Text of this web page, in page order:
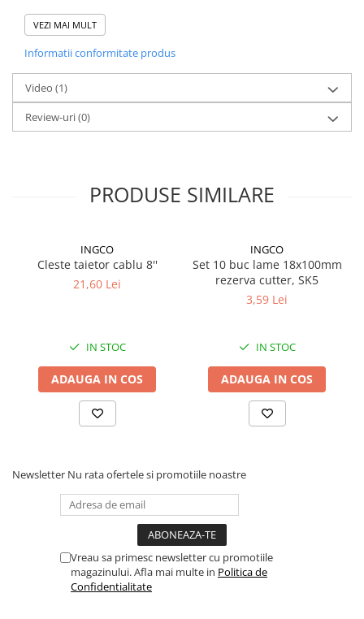
Lampi LED auto dedicate
Lampi numar Inmatriculare
Lampi Stop, Semnalizare & Triple
Lampi Fata cu Bec & Semnalizare
Lampi Fata LED & Semnalizare
Lampi Spate cu Bec & Triple
Lumini de Zi, DRL
Proiectoare suplimentare, Camion,
Off Road
Proiectoare Full LED
Accesorii Goarne Pneumatice
Autocolante reflectorizante si
fluorescente
Avertizare sonora
Goarne si trompete cu aer
Benzi si placi reflectorizante
Girofaruri auto si camion
Goarne / Trompete Pneumatice
Kituri Instalare Goarne
Pneumatice
Cutie pentru transport si depozitare;
VEZI MAI MULT
Informatii conformitate produs
Video (1)
Review-uri(0)
PRODUSE SIMILARE
INGCO
Cleste taietor cablu 8''
21,60 Lei
IN STOC
ADAUGA IN COS
INGCO
Set 10 buc lame 18x100mm
rezerva cutter, SK5
3,59 Lei
IN STOC
ADAUGA IN COS
Newsletter Nu rata ofertele si promotiile noastre
Vreau sa primesc newsletter cu promotiile
magazinului. Afla mai multe in Politica de
Confidentialitate